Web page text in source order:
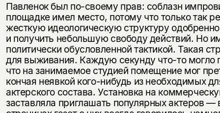
Павленок был по-своему прав: соблазн
площадке имел место, потому что только так
жесткую идеологическую структуру
и получить небольшую свободу действий. Но
политически обусловленной тактикой. Такая
для выживания. Каждую секунду что-то могло
что на занимаемое студией помещение мог
кончая неявкой кого-нибудь из необходимых
актерского состава. Установка на
заставляла приглашать популярных актеров